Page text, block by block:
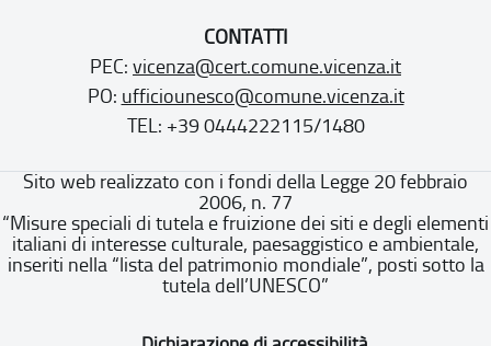
CONTATTI
PEC: vicenza@cert.comune.vicenza.it
PO: ufficiounesco@comune.vicenza.it
TEL: +39 0444222115/1480
Sito web realizzato con i fondi della Legge 20 febbraio
2006, n. 77
“Misure speciali di tutela e fruizione dei siti e degli elementi
italiani di interesse culturale, paesaggistico e ambientale,
inseriti nella “lista del patrimonio mondiale”, posti sotto la
tutela dell’UNESCO”